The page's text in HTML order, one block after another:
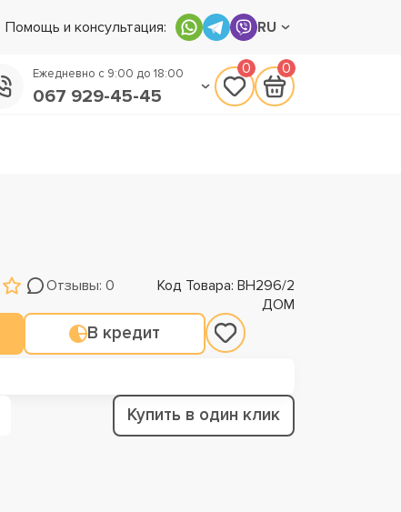
Помощь и консультация: RU
Ежедневно с 9:00 до 18:00
067 929-45-45
0 0
Отзывы: 0 Код Товара: ВН296/2
ДОМ
В кредит
Купить в один клик